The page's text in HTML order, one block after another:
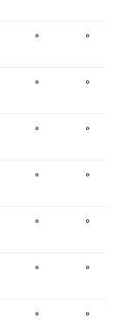
۰ ۰
۰ ۰
۰ ۰
۰ ۰
۰ ۰
۰ ۰
۰ ۰